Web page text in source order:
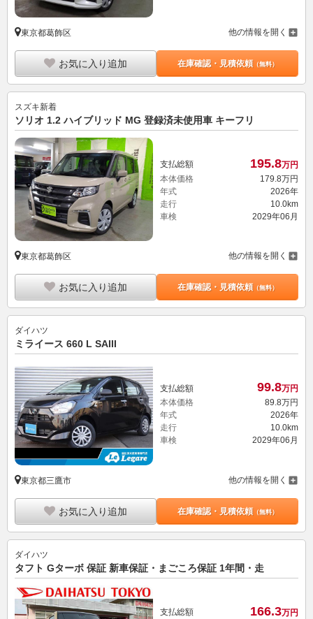
東京都葛飾区 他の情報を開く
お気に入り追加 在庫確認・見積依頼（無料）
スズキ新着
ソリオ 1.2 ハイブリッド MG 登録済未使用車 キーフリ
支払総額 195.8万円
本体価格
179. 8万円
年式
2026年
走行
10.0km
車検
2029年06月
東京都葛飾区 他の情報を開く
お気に入り追加 在庫確認・見積依頼（無料）
ダイハツ
ミライース 660 L SAIII
支払総額 99.8万円
本体価格
89.8万円
年式
2026年
走行
10.0km
車検
2029年06月
東京都三鷹市 他の情報を開く
お気に入り追加 在庫確認・見積依頼（無料）
ダイハツ
タフト Gターボ 保証 新車保証・まごころ保証 1年間・走
支払総額 166.3万円